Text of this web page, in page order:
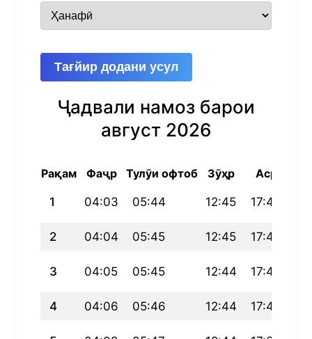
Тағйир додани усул
Ҷадвали намоз барои
август 2026
Рақам Фаҷр Тулӯи офтоб Зӯҳр Аср
1 04:03 05:44 12:45 17:41
2 04:04 05:45 12:45 17:41
3 04:05 05:45 12:44 17:40
4 04:06 05:46 12:44 17:40